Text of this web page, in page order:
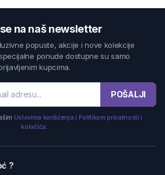
na naš newsletter
popuste, akcije i nove kolekcije
ponude dostupne su samo
kupcima.
POŠALJI
Uslovima korišćenja i Politikom privatnosti i
kolačića.
?